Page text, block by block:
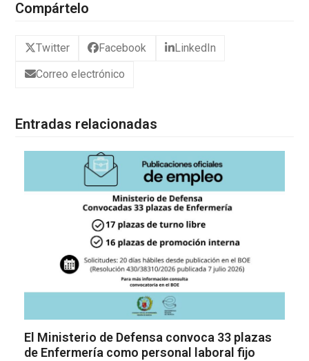
Compártelo
Twitter Facebook LinkedIn
Correo electrónico
Entradas relacionadas
El Ministerio de Defensa convoca 33 plazas
de Enfermería como personal laboral fijo